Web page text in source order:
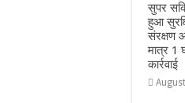
सुपर
हुआ
संरक्षण
मात्र 1
कार्रवाई